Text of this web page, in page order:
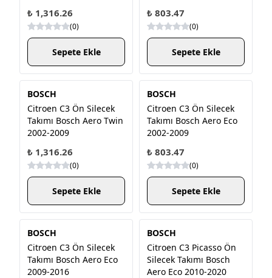
₺ 1,316.26
(0)
Sepete Ekle
₺ 803.47
(0)
Sepete Ekle
BOSCH
Citroen C3 Ön Silecek
Takımı Bosch Aero Twin
2002-2009
₺ 1,316.26
(0)
Sepete Ekle
BOSCH
Citroen C3 Ön Silecek
Takımı Bosch Aero Eco
2002-2009
₺ 803.47
(0)
Sepete Ekle
BOSCH
Citroen C3 Ön Silecek
Takımı Bosch Aero Eco
2009-2016
BOSCH
Citroen C3 Picasso Ön
Silecek Takımı Bosch
Aero Eco 2010-2020